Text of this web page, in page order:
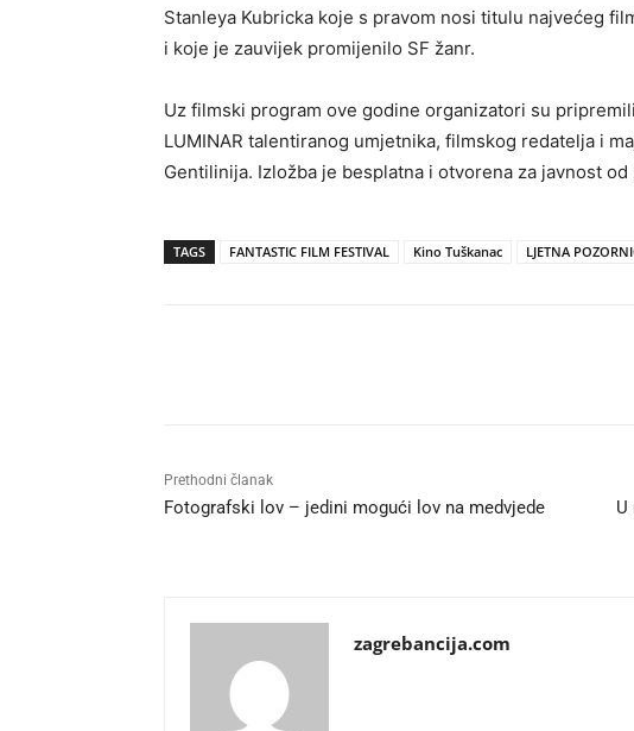
Stanleya Kubricka koje s pravom nosi titulu najvećeg
i koje je zauvijek promijenilo SF žanr.
Uz filmski program ove godine organizatori su
LUMINAR talentiranog umjetnika, filmskog redatelja i
Gentilinija. Izložba je besplatna i otvorena za javnost od
TAGS FANTASTIC FILM FESTIVAL Kino Tuškanac LJETNA
Prethodni članak
Fotografski lov – jedini mogući lov na medvjede
U
zagrebancija.com